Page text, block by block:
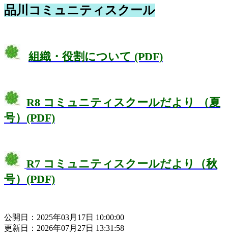
品川コミュニティスクール
組織・役割について (PDF)
R8 コミュニティスクールだより （夏
号）(PDF)
R7 コミュニティスクールだより（秋
号）(PDF)
公開日：2025年03月17日 10:00:00
更新日：2026年07月27日 13:31:58